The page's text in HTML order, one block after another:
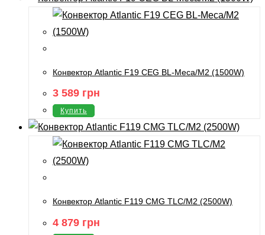
Конвектор Atlantic F19 CEG BL-Meca/M2 (1500W)
3 589 грн
Купить
Конвектор Atlantic F119 CMG TLC/M2 (2500W)
4 879 грн